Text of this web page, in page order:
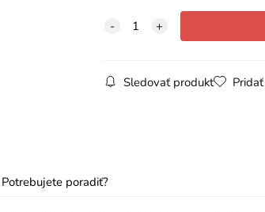
Sledovať produkt
Potrebujete poradiť?